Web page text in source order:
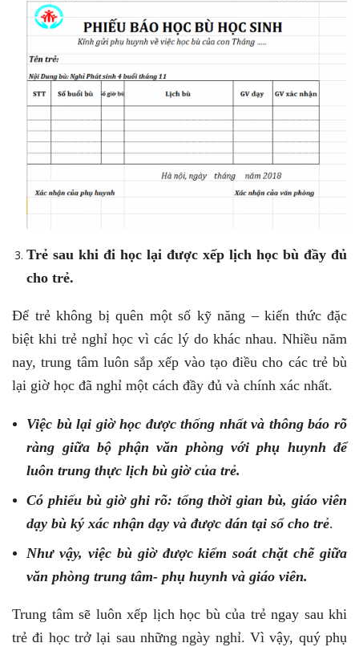
Trẻ sau khi đi học lại được xếp lịch học bù đầy đủ
cho trẻ.
Để trẻ không bị quên một số kỹ năng – kiến thức đặc
biệt khi trẻ nghỉ học vì các lý do khác nhau. Nhiều năm
nay, trung tâm luôn sắp xếp vào tạo điều cho các trẻ bù
lại giờ học đã nghỉ một cách đầy đủ và chính xác nhất.
Việc bù lại giờ học được thống nhất và thông báo rõ
ràng giữa bộ phận văn phòng với phụ huynh để
luôn trung thực lịch bù giờ của trẻ.
Có phiếu bù giờ ghi rõ: tổng thời gian bù, giáo viên
dạy bù ký xác nhận dạy và được dán tại sổ cho trẻ.
Như vậy, việc bù giờ được kiểm soát chặt chẽ giữa
văn phòng trung tâm- phụ huynh và giáo viên.
Trung tâm sẽ luôn xếp lịch học bù của trẻ ngay sau khi
trẻ đi học trở lại sau những ngày nghỉ. Vì vậy, quý phụ